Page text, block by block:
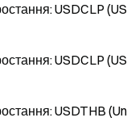
USDCLP
USDCLP
USDTHB